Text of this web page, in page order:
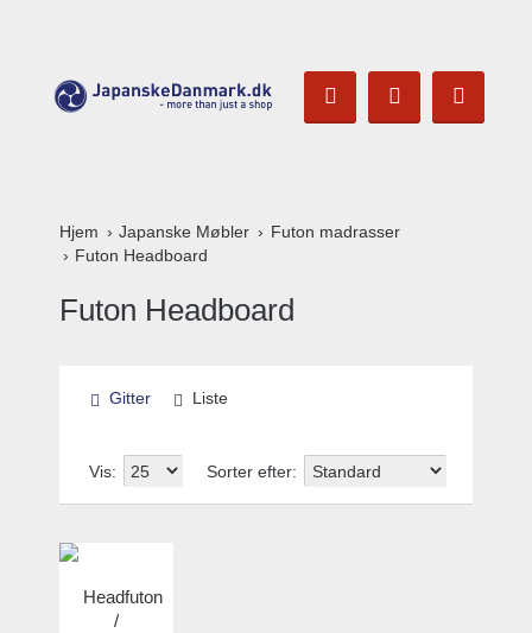
Hjem Japanske Møbler
Futon madrasser
Futon Headboard
Futon Headboard
Gitter Liste
Vis: Sorter efter:
Headfuton
/